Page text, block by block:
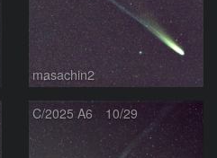
masachin2
C/2025 A6 10/29